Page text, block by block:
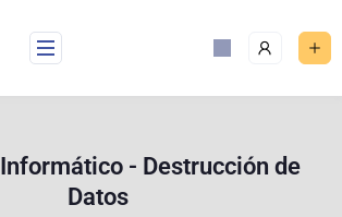
- Destrucción de
Datos